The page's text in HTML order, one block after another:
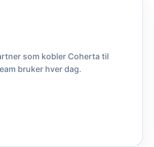
som kobler Coherta til
bruker hver dag.